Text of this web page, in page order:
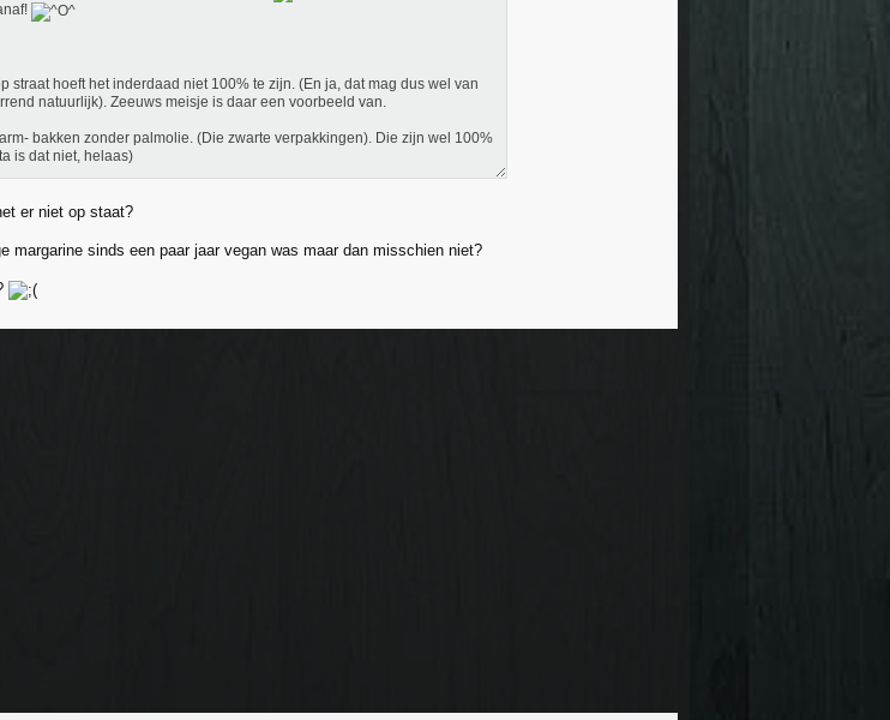
straat hoeft het inderdaad niet 100% te zijn. (En ja, dat mag dus wel van
natuurlijk). Zeeuws meisje is daar een voorbeeld van.
bakken zonder palmolie. (Die zwarte verpakkingen). Die zijn wel 100%
is dat niet, helaas)
er niet op staat?
margarine sinds een paar jaar vegan was maar dan misschien niet?